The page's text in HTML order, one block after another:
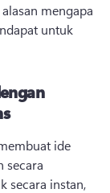
mengapa
untuk
ide
secara
secara instan,